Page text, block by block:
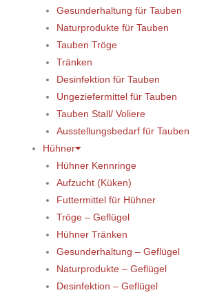
Gesunderhaltung für Tauben
Naturprodukte für Tauben
Tauben Tröge
Tränken
Desinfektion für Tauben
Ungeziefermittel für Tauben
Tauben Stall/ Voliere
Ausstellungsbedarf für Tauben
Hühner
Hühner Kennringe
Aufzucht (Küken)
Futtermittel für Hühner
Tröge – Geflügel
Hühner Tränken
Gesunderhaltung – Geflügel
Naturprodukte – Geflügel
Desinfektion – Geflügel